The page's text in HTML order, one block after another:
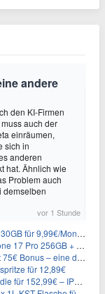
andere
den KI-Firmen
auch der
einräumen,
sich in
anderen
hat. Ähnlich wie
Problem auch
demselben
vor 1 Stunde
/ 100GB für 19,99€/Monat (auch mtl. kündbar)
im Telekom-Netz für 44,94€/Monat – eff. 4,40€/Monat
der besten Kreditkarten
für 12,89€
min, USB-C, 0,055mm Scherfolie